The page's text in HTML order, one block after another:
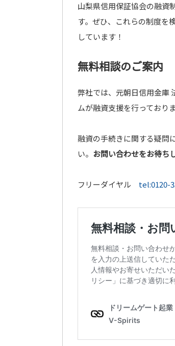
山梨県信用保証協会の融資
す。ぜひ、これらの制度を
しています！
無料相談のご案内
弊社では、元朝日信用金庫
ムが融資支援を行っておりま
融資の手続きに関する疑問
い。 お問い合わせをお待ち
フリーダイヤル tel:0120-